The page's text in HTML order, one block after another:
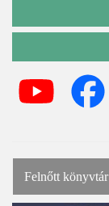
Felnőtt könyvtár